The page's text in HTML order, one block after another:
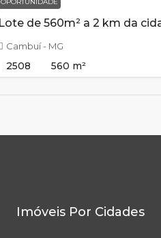
Cambuí - MG
2508 560 m²
Imóveis Por Cidades